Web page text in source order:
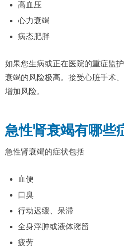
高血压
心力衰竭
病态肥胖
如果您生病或正在医院的重症监
衰竭的风险极高。接受心脏手术
增加风险。
急性肾衰竭有哪些
急性肾衰竭的症状包括
血便
口臭
行动迟缓、呆滞
全身浮肿或液体潴留
疲劳